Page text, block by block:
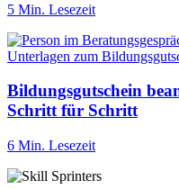
5 Min. Lesezeit
Bildungsgutschein
Schritt für Schritt
6 Min. Lesezeit